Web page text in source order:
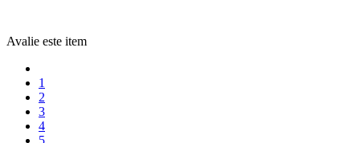
Avalie este item
1
2
3
4